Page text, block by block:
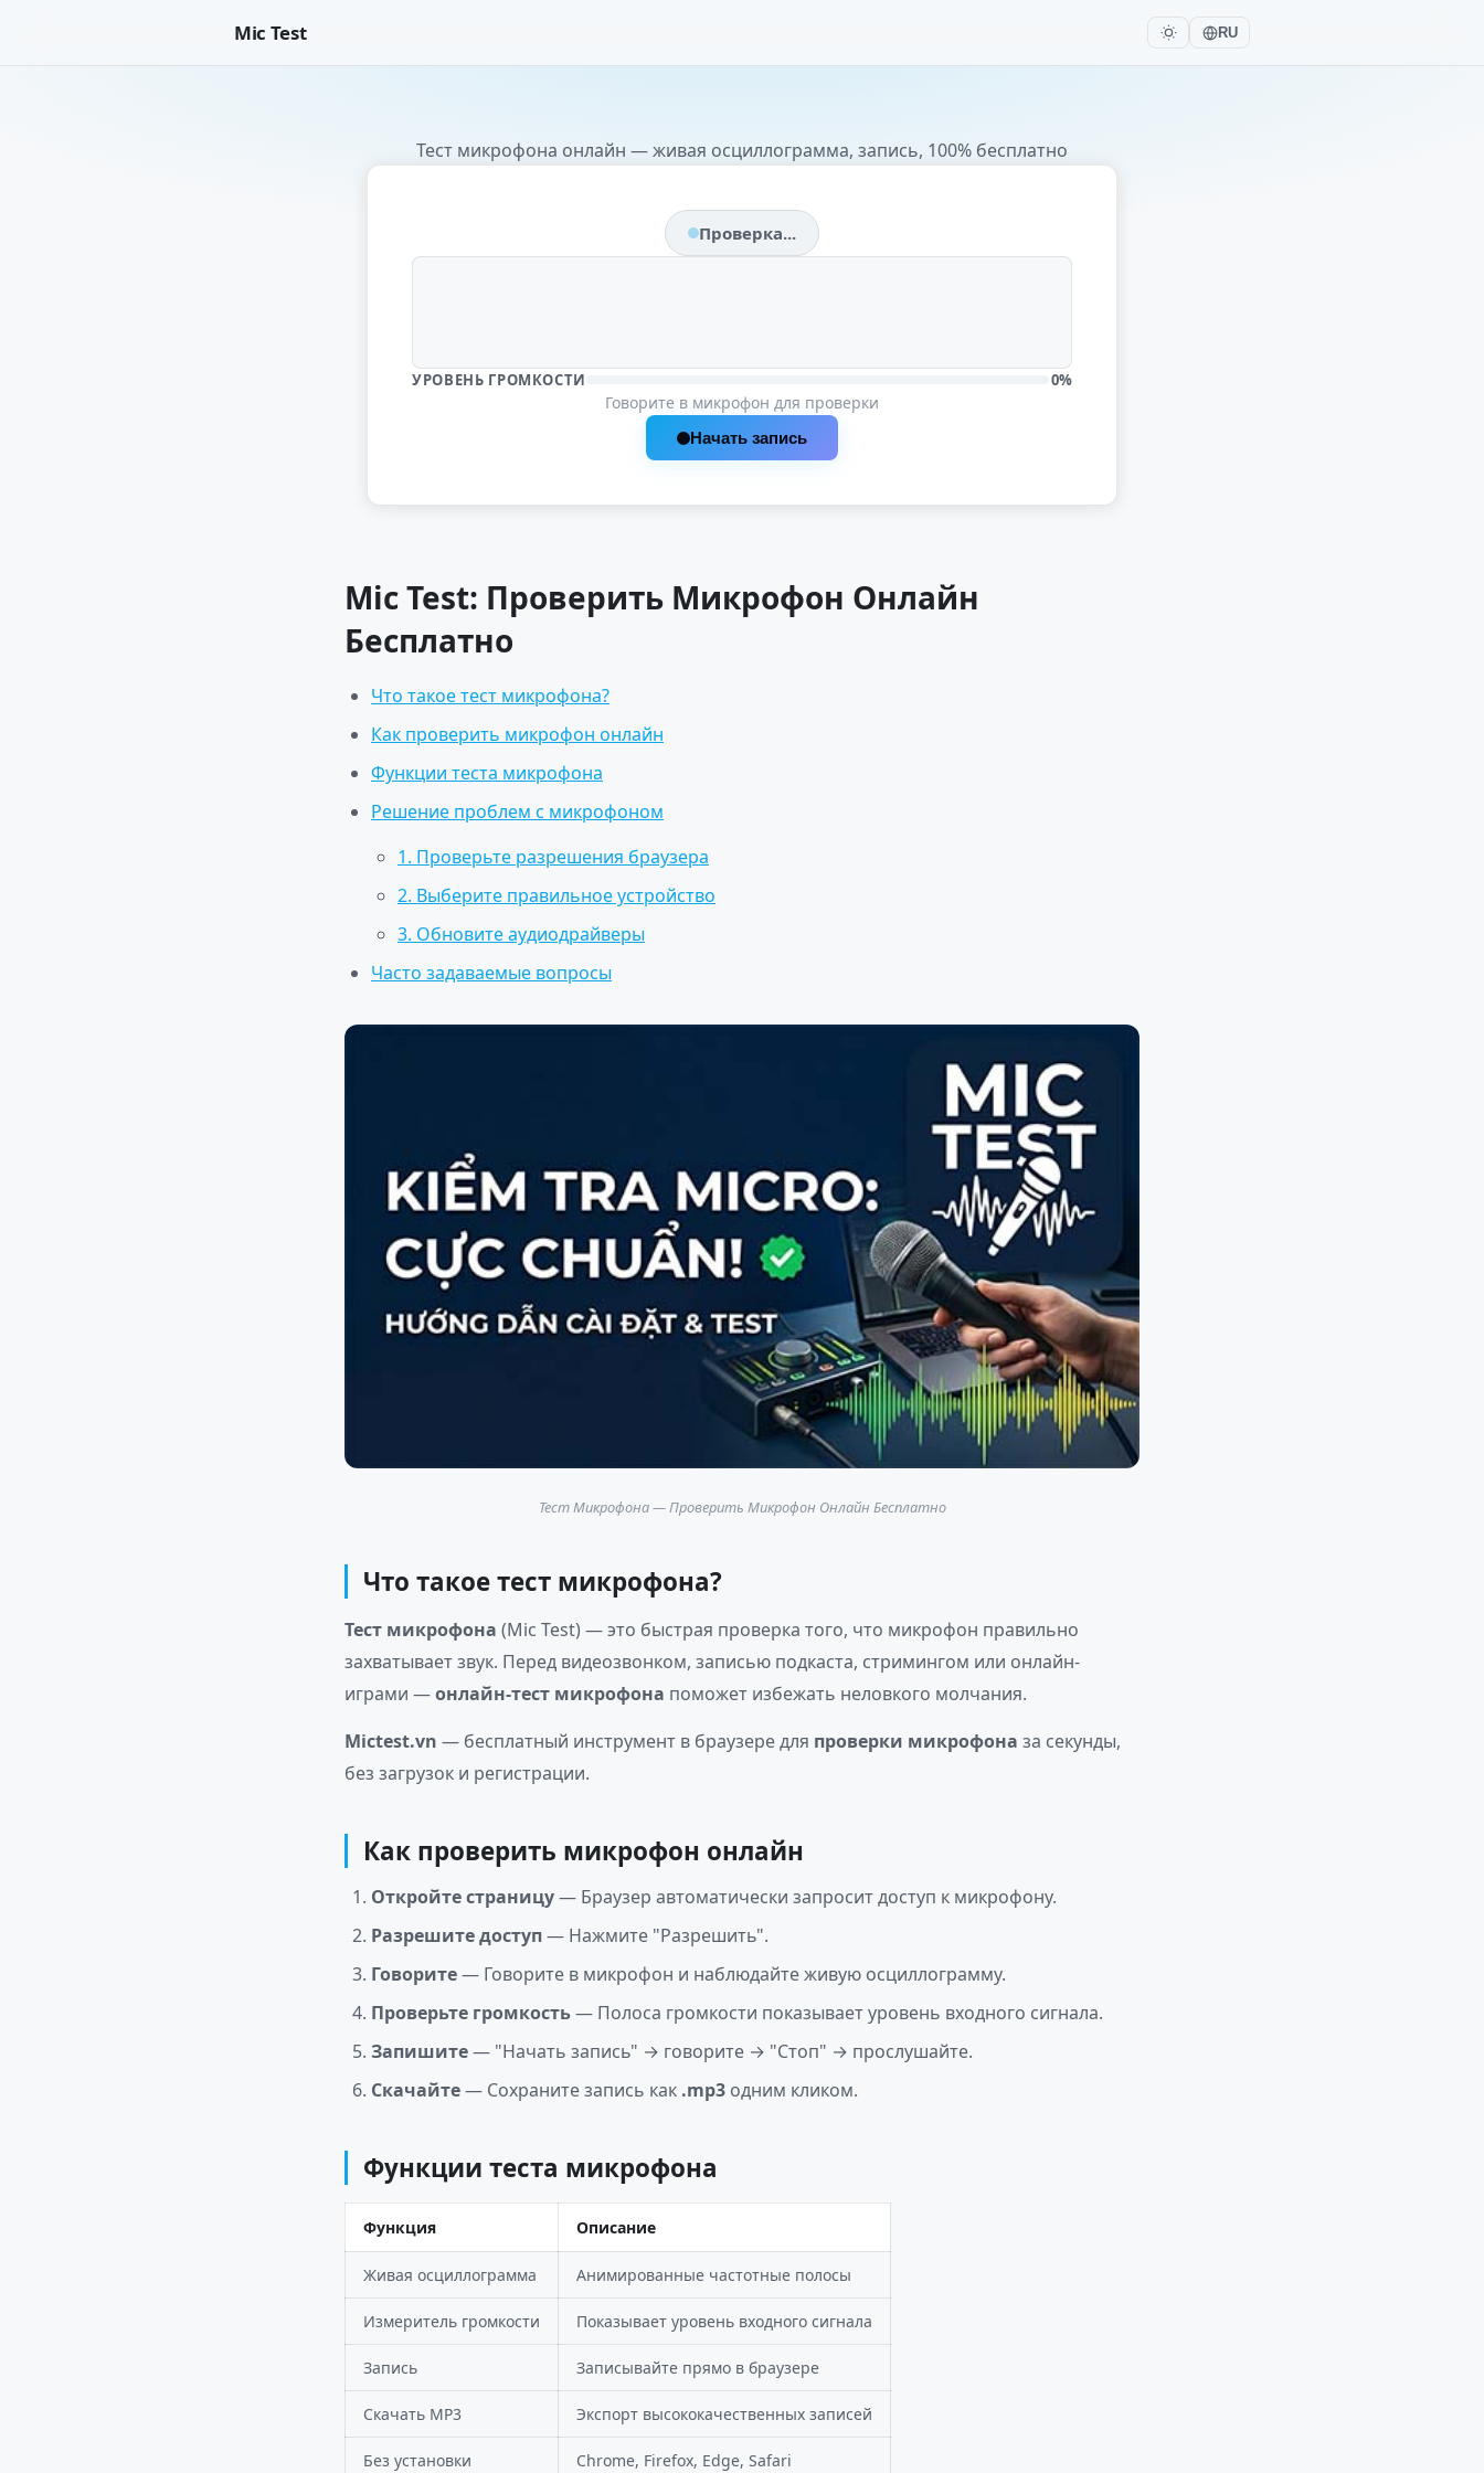
Mic Test RU
Тест микрофона онлайн — живая осциллограмма, запись, 100% бесплатно
Проверка...
УРОВЕНЬ ГРОМКОСТИ 0%
Говорите в микрофон для проверки
Начать запись
Mic Test: Проверить Микрофон Онлайн
Бесплатно
Что такое тест микрофона?
Как проверить микрофон онлайн
Функции теста микрофона
Решение проблем с микрофоном
1. Проверьте разрешения браузера
2. Выберите правильное устройство
3. Обновите аудиодрайверы
Часто задаваемые вопросы
Тест Микрофона — Проверить Микрофон Онлайн Бесплатно
Что такое тест микрофона?
Тест микрофона (Mic Test) — это быстрая проверка того, что микрофон правильно
захватывает звук. Перед видеозвонком, записью подкаста, стримингом или онлайн-
играми —онлайн-тест микрофона поможет избежать неловкого молчания.
Mictest.vn — бесплатный инструмент в браузере для проверки микрофона за секунды,
без загрузок и регистрации.
Как проверить микрофон онлайн
Откройте страницу— Браузер автоматически запросит доступ к микрофону.
Разрешите доступ— Нажмите "Разрешить".
Говорите— Говорите в микрофон и наблюдайте живую осциллограмму.
Проверьте громкость— Полоса громкости показывает уровень входного сигнала.
Запишите— "Начать запись" → говорите → "Стоп" → прослушайте.
Скачайте— Сохраните запись как .mp3 одним кликом.
Функции теста микрофона
Функция Описание
Живая осциллограмма Анимированные частотные полосы
Измеритель громкости Показывает уровень входного сигнала
Запись Записывайте прямо в браузере
Скачать MP3 Экспорт высококачественных записей
Без установки Chrome, Firefox, Edge, Safari